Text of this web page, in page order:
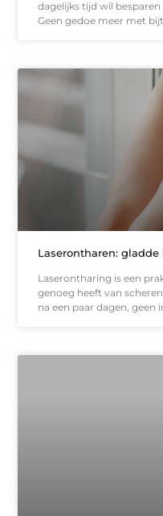
dagelijks tijd wil
Geen gedoe meer met
Laserontharen:
Laserontharing is een
genoeg heeft van
na een paar dagen, geen